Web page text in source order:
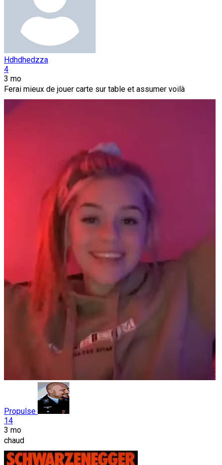
Hdhdhedzza
4
3 mo
Ferai mieux de jouer carte sur table et assumer voilà
Propulse
14
3 mo
chaud